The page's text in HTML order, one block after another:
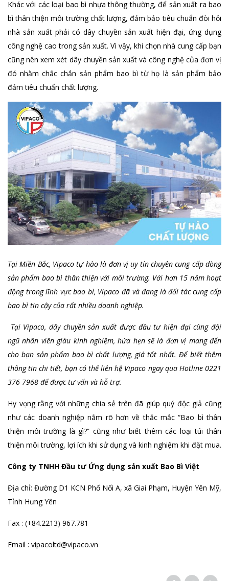
Khác với các loại bao bì nhựa thông thường, để sản xuất ra bao
bì thân thiện môi trường chất lượng, đảm bảo tiêu chuẩn đòi hỏi
nhà sản xuất phải có dây chuyền sản xuất hiện đại, ứng dụng
công nghệ cao trong sản xuất. Vì vậy, khi chọn nhà cung cấp bạn
cũng nên xem xét dây chuyền sản xuất và công nghệ của đơn vị
đó nhằm chắc chắn sản phẩm bao bì từ họ là sản phẩm bảo
đảm tiêu chuẩn chất lượng.
Tại Miền Bắc, Vipaco tự hào là đơn vị uy tín chuyên cung cấp dòng
sản phẩm bao bì thân thiện với môi trường. Với hơn 15 năm hoạt
động trong lĩnh vực bao bì, Vipaco đã và đang là đối tác cung cấp
bao bì tin cậy của rất nhiều doanh nghiệp.
Tại Vipaco, dây chuyền sản xuất được đầu tư hiện đại cùng đội
ngũ nhân viên giàu kinh nghiệm, hứa hẹn sẽ là đơn vị mang đến
cho bạn sản phẩm bao bì chất lượng, giá tốt nhất. Để biết thêm
thông tin chi tiết, bạn có thể liên hệ Vipaco ngay qua Hotline 0221
376 7968 để được tư vấn và hỗ trợ.
Hy vọng rằng với những chia sẻ trên đã giúp quý độc giả cũng
như các doanh nghiệp nắm rõ hơn về thắc mắc “Bao bì thân
thiện môi trường là gì?” cũng như biết thêm các loại túi thân
thiện môi trường, lợi ích khi sử dụng và kinh nghiệm khi đặt mua.
Công ty TNHH Đầu tư Ứng dụng sản xuất Bao Bì Việt
Địa chỉ: Đường D1 KCN Phố Nối A, xã Giai Phạm, Huyện Yên Mỹ,
Tỉnh Hưng Yên
Fax : (+84.2213) 967.781
Email : vipacoltd@vipaco.vn